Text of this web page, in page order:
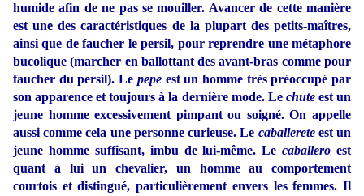
humide afin de ne pas se mouiller. Avancer de cette manière
est une des caractéristiques de la plupart des petits-maîtres,
ainsi que de faucher le persil, pour reprendre une métaphore
bucolique (marcher en ballottant des avant-bras comme pour
faucher du persil). Le pepeest un homme très préoccupé par
son apparence et toujours à la dernière mode. Le chuteest un
jeune homme excessivement pimpant ou soigné. On appelle
aussi comme cela une personne curieuse. Le caballereteest un
jeune homme suffisant, imbu de lui-même. Lecaballero est
quant à lui un chevalier, un homme au comportement
courtois et distingué, particulièrement envers les femmes. Il